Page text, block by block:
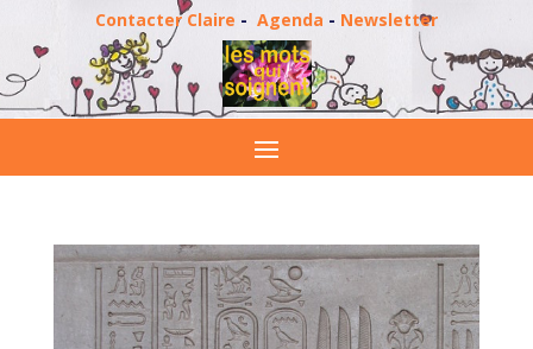
Contacter Claire - Agenda - Newsletter